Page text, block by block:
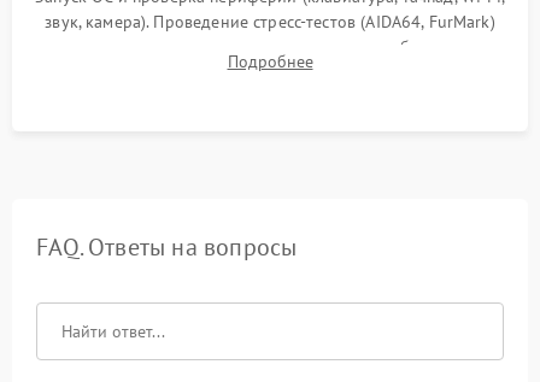
звук, камера). Проведение стресс-тестов (AIDA64, FurMark)
для контроля температурного режима и стабильности
системы под пиковой нагрузкой.
Подробнее
FAQ. Ответы на вопросы